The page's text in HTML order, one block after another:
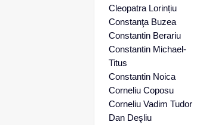
Cleopatra Lorințiu
Constanţa Buzea
Constantin Berariu
Constantin Michael-
Titus
Constantin Noica
Corneliu Coposu
Corneliu Vadim Tudor
Dan Deşliu